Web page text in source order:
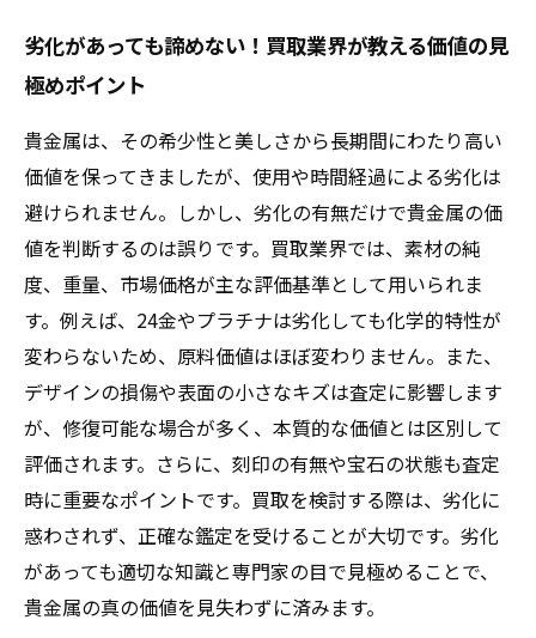
劣化があっても諦めない！買取業界が教える価値の見
極めポイント
貴金属は、その希少性と美しさから長期間にわたり高い
価値を保ってきましたが、使用や時間経過による劣化は
避けられません。しかし、劣化の有無だけで貴金属の価
値を判断するのは誤りです。買取業界では、素材の純
度、重量、市場価格が主な評価基準として用いられま
す。例えば、24金やプラチナは劣化しても化学的特性が
変わらないため、原料価値はほぼ変わりません。また、
デザインの損傷や表面の小さなキズは査定に影響します
が、修復可能な場合が多く、本質的な価値とは区別して
評価されます。さらに、刻印の有無や宝石の状態も査定
時に重要なポイントです。買取を検討する際は、劣化に
惑わされず、正確な鑑定を受けることが大切です。劣化
があっても適切な知識と専門家の目で見極めることで、
貴金属の真の価値を見失わずに済みます。